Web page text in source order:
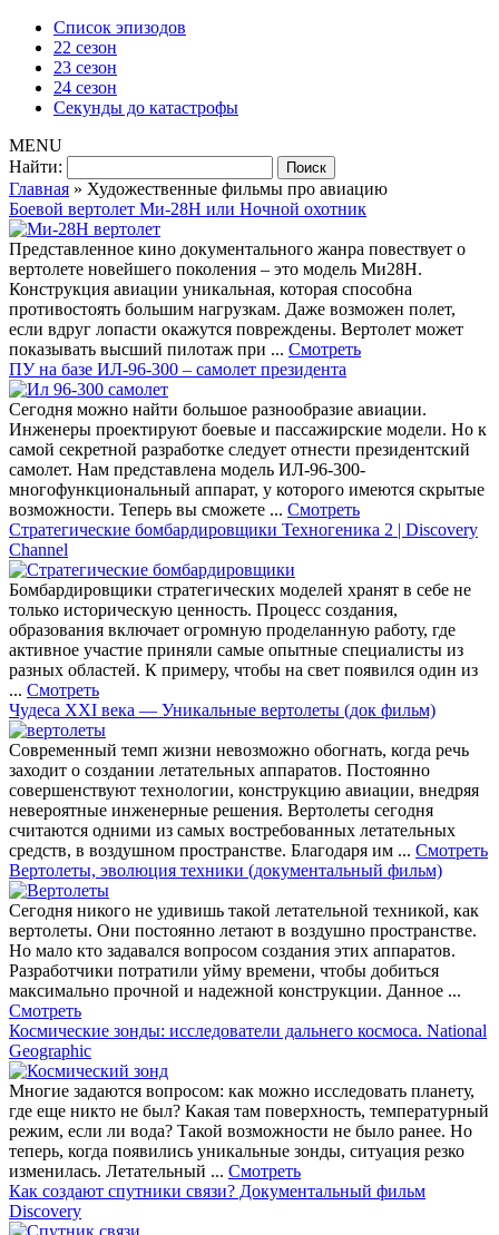
Список эпизодов
22 сезон
23 сезон
24 сезон
Секунды до катастрофы
MENU
Найти:
Главная » Художественные фильмы про авиацию
Боевой вертолет Ми-28Н или Ночной охотник
Представленное кино документального жанра повествует о
вертолете новейшего поколения – это модель Ми28Н.
Конструкция авиации уникальная, которая способна
противостоять большим нагрузкам. Даже возможен полет,
если вдруг лопасти окажутся повреждены. Вертолет может
показывать высший пилотаж при ... Смотреть
ПУ на базе ИЛ-96-300 – самолет президента
Сегодня можно найти большое разнообразие авиации.
Инженеры проектируют боевые и пассажирские модели. Но к
самой секретной разработке следует отнести президентский
самолет. Нам представлена модель ИЛ-96-300-
многофункциональный аппарат, у которого имеются скрытые
возможности. Теперь вы сможете ... Смотреть
Стратегические бомбардировщики Техногеника 2 | Discovery
Channel
Бомбардировщики стратегических моделей хранят в себе не
только историческую ценность. Процесс создания,
образования включает огромную проделанную работу, где
активное участие приняли самые опытные специалисты из
разных областей. К примеру, чтобы на свет появился один из
... Смотреть
Чудеса XXI века — Уникальные вертолеты (док фильм)
Современный темп жизни невозможно обогнать, когда речь
заходит о создании летательных аппаратов. Постоянно
совершенствуют технологии, конструкцию авиации, внедряя
невероятные инженерные решения. Вертолеты сегодня
считаются одними из самых востребованных летательных
средств, в воздушном пространстве. Благодаря им ... Смотреть
Вертолеты, эволюция техники (документальный фильм)
Сегодня никого не удивишь такой летательной техникой, как
вертолеты. Они постоянно летают в воздушно пространстве.
Но мало кто задавался вопросом создания этих аппаратов.
Разработчики потратили уйму времени, чтобы добиться
максимально прочной и надежной конструкции. Данное ...
Смотреть
Космические зонды: исследователи дальнего космоса. National
Geographic
Многие задаются вопросом: как можно исследовать планету,
где еще никто не был? Какая там поверхность, температурный
режим, если ли вода? Такой возможности не было ранее. Но
теперь, когда появились уникальные зонды, ситуация резко
изменилась. Летательный ... Смотреть
Как создают спутники связи? Документальный фильм
Discovery